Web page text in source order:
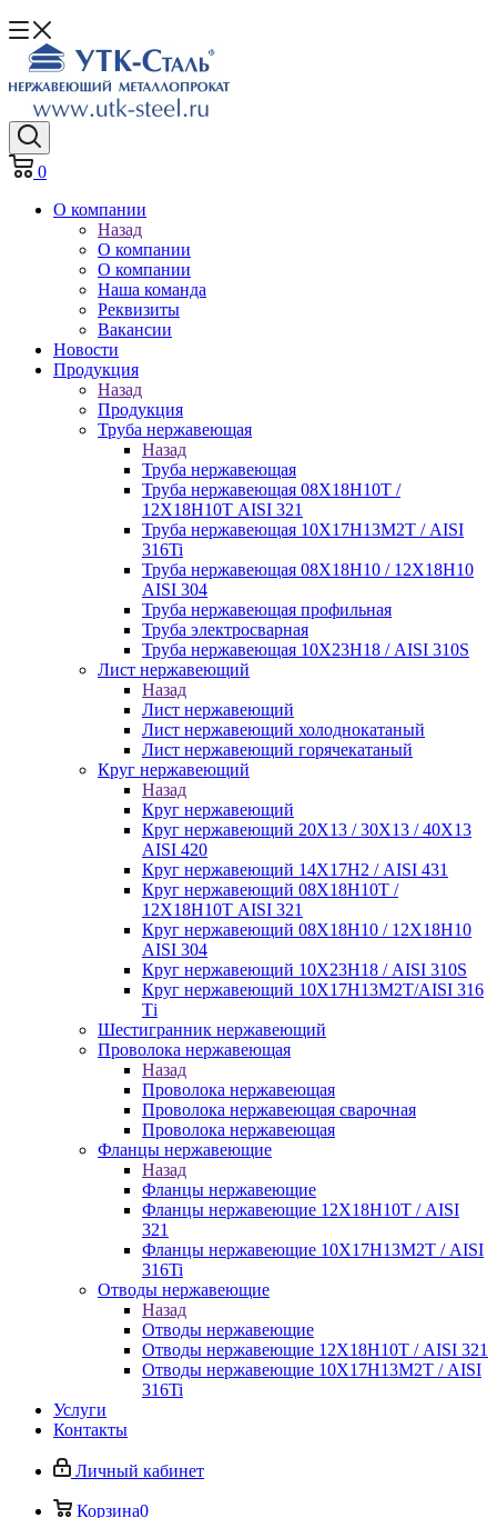
0
О компании
Назад
О компании
О компании
Наша команда
Реквизиты
Вакансии
Новости
Продукция
Назад
Продукция
Труба нержавеющая
Назад
Труба нержавеющая
Труба нержавеющая 08Х18Н10Т /
12Х18Н10Т AISI 321
Труба нержавеющая 10Х17Н13М2Т / AISI
316Ti
Труба нержавеющая 08Х18Н10 / 12Х18Н10
AISI 304
Труба нержавеющая профильная
Труба электросварная
Труба нержавеющая 10Х23Н18 / AISI 310S
Лист нержавеющий
Назад
Лист нержавеющий
Лист нержавеющий холоднокатаный
Лист нержавеющий горячекатаный
Круг нержавеющий
Назад
Круг нержавеющий
Круг нержавеющий 20Х13 / 30Х13 / 40Х13
AISI 420
Круг нержавеющий 14Х17Н2 / AISI 431
Круг нержавеющий 08Х18Н10Т /
12Х18Н10Т AISI 321
Круг нержавеющий 08Х18Н10 / 12Х18Н10
AISI 304
Круг нержавеющий 10Х23Н18 / AISI 310S
Круг нержавеющий 10Х17Н13М2Т/AISI 316
Тi
Шестигранник нержавеющий
Проволока нержавеющая
Назад
Проволока нержавеющая
Проволока нержавеющая сварочная
Проволока нержавеющая
Фланцы нержавеющие
Назад
Фланцы нержавеющие
Фланцы нержавеющие 12Х18Н10Т / AISI
321
Фланцы нержавеющие 10Х17Н13М2Т / AISI
316Ti
Отводы нержавеющие
Назад
Отводы нержавеющие
Отводы нержавеющие 12Х18Н10Т / AISI 321
Отводы нержавеющие 10Х17Н13М2Т / AISI
316Ti
Услуги
Контакты
Личный кабинет
Корзина0